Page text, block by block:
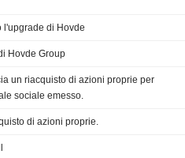
l'upgrade di Hovde
Hovde Group
un riacquisto di azioni proprie per
sociale emesso.
di azioni proprie.